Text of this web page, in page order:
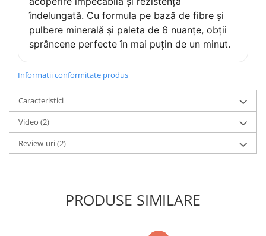
îndelungată. Cu formula pe bază de fibre și
pulbere minerală și paleta de 6 nuanțe, obții
sprâncene perfecte în mai puțin de un minut.
Informatii conformitate produs
Caracteristici
Video (2)
Review-uri(2)
PRODUSE SIMILARE